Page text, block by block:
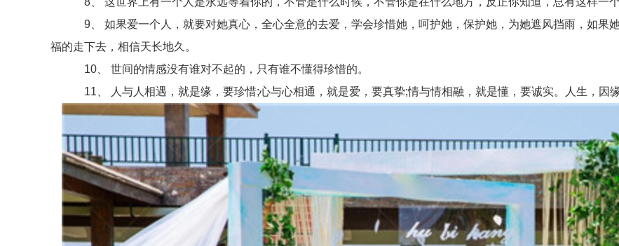
9、 如果爱一个人，就要对她真心，全心全意的去爱，学会珍惜她，呵护她，保护她，为她遮风挡雨，如果
福的走下去，相信天长地久。
10、 世间的情感没有谁对不起的，只有谁不懂得珍惜的。
11、 人与人相遇，就是缘，要珍惜;心与心相通，就是爱，要真挚;情与情相融，就是懂，要诚实。人生，因